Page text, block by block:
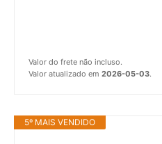
Valor do frete não incluso.
Valor atualizado em 2026-05-03.
5º MAIS VENDIDO